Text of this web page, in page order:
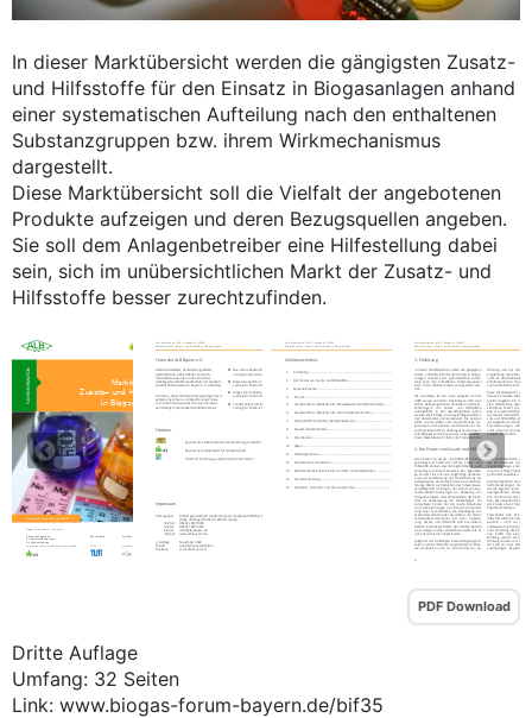
In dieser Marktübersicht werden die gängigsten Zusatz-
und Hilfsstoffe für den Einsatz in Biogasanlagen anhand
einer systematischen Aufteilung nach den enthaltenen
Substanzgruppen bzw. ihrem Wirkmechanismus
dargestellt.
Diese Marktübersicht soll die Vielfalt der angebotenen
Produkte aufzeigen und deren Bezugsquellen angeben.
Sie soll dem Anlagenbetreiber eine Hilfestellung dabei
sein, sich im unübersichtlichen Markt der Zusatz- und
Hilfsstoffe besser zurechtzufinden.
PDF Download
Dritte Auflage
Umfang: 32 Seiten
Link: www.biogas-forum-bayern.de/bif35